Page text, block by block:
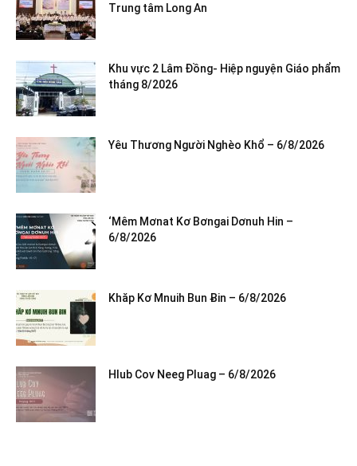
Trung tâm Long An
Khu vực 2 Lâm Đồng- Hiệp nguyện Giáo phẩm
tháng 8/2026
Yêu Thương Người Nghèo Khổ – 6/8/2026
‘Mêm Mơnat Kơ Bơngai Dơnuh Hin –
6/8/2026
Khăp Kơ Mnuih Bun Ƀin – 6/8/2026
Hlub Cov Neeg Pluag – 6/8/2026